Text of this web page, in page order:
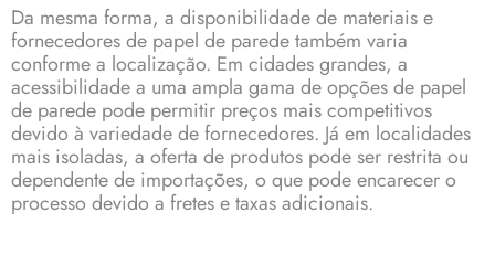
Da mesma forma, a disponibilidade de materiais e
fornecedores de papel de parede também varia
conforme a localização. Em cidades grandes, a
acessibilidade a uma ampla gama de opções de papel
de parede pode permitir preços mais competitivos
devido à variedade de fornecedores. Já em localidades
mais isoladas, a oferta de produtos pode ser restrita ou
dependente de importações, o que pode encarecer o
processo devido a fretes e taxas adicionais.